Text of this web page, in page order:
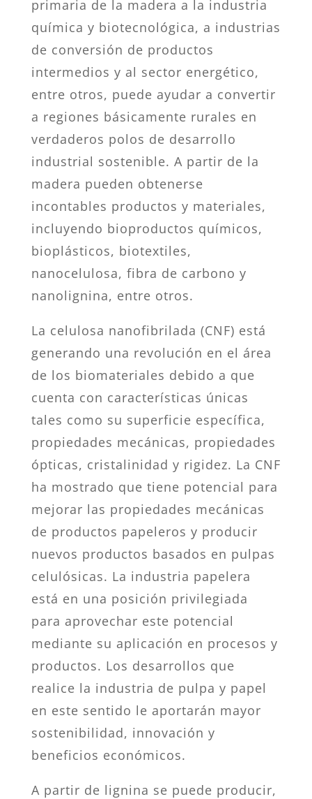
primaria de la madera a la industria
química y biotecnológica, a industrias
de conversión de productos
intermedios y al sector energético,
entre otros, puede ayudar a convertir
a regiones básicamente rurales en
verdaderos polos de desarrollo
industrial sostenible. A partir de la
madera pueden obtenerse
incontables productos y materiales,
incluyendo bioproductos químicos,
bioplásticos, biotextiles,
nanocelulosa, fibra de carbono y
nanolignina, entre otros.
La celulosa nanofibrilada (CNF) está
generando una revolución en el área
de los biomateriales debido a que
cuenta con características únicas
tales como su superficie específica,
propiedades mecánicas, propiedades
ópticas, cristalinidad y rigidez. La CNF
ha mostrado que tiene potencial para
mejorar las propiedades mecánicas
de productos papeleros y producir
nuevos productos basados en pulpas
celulósicas. La industria papelera
está en una posición privilegiada
para aprovechar este potencial
mediante su aplicación en procesos y
productos. Los desarrollos que
realice la industria de pulpa y papel
en este sentido le aportarán mayor
sostenibilidad, innovación y
beneficios económicos.
A partir de lignina se puede producir,